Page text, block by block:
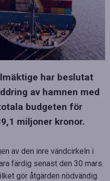
har beslutat
av hamnen med
budgeten för
miljoner kronor.
av den inre vändcirkeln i
färdig senast den 30 mars.
gör åtgärden nödvändig